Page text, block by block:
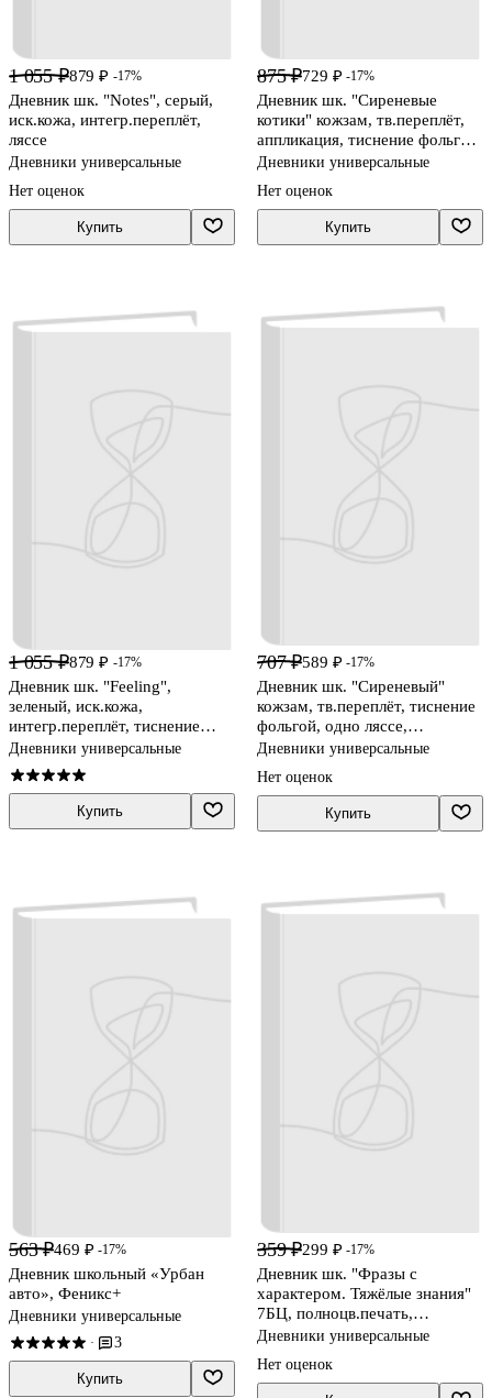
1 055 ₽879 ₽ -17%
Дневник шк. "Notes", серый,
иск.кожа, интегр.переплёт,
ляссе
Дневники универсальные
Нет оценок
Купить
875 ₽729 ₽ -17%
Дневник шк. "Сиреневые
котики" кожзам, тв.переплёт,
аппликация, тиснение фольгой,
пантон, застежка-резинка,
универс.шпаргалка
Дневники универсальные
Нет оценок
Купить
1 055 ₽879 ₽ -17%
Дневник шк. "Feeling",
зеленый, иск.кожа,
интегр.переплёт, тиснение
золотой фольгой, ляссе
Дневники универсальные
Купить
707 ₽589 ₽ -17%
Дневник шк. "Сиреневый"
кожзам, тв.переплёт, тиснение
фольгой, одно ляссе,
загругл.углы,
Дневники универсальные
Нет оценок
Купить
563 ₽469 ₽ -17%
Дневник школьный «Урбан
авто», Феникс+
Дневники универсальные
· 3
Купить
359 ₽299 ₽ -17%
Дневник шк. "Фразы с
характером. Тяжёлые знания"
7БЦ, полноцв.печать,
ламинация "софт-тач" вельвет,
Дневники универсальные
Нет оценок